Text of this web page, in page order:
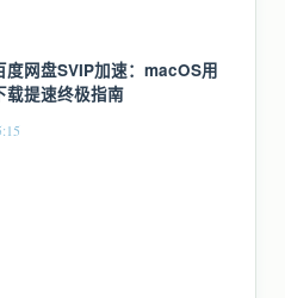
度网盘SVIP加速：macOS用
载提速终极指南